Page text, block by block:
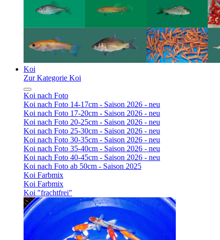
Koi
Zur Kategorie Koi
Koi nach Foto
Koi nach Foto 14-17cm - Saison 2026 - neu
Koi nach Foto 17-20cm - Saison 2026 - neu
Koi nach Foto 20-25cm - Saison 2026 - neu
Koi nach Foto 25-30cm - Saison 2026 - neu
Koi nach Foto 30-35cm - Saison 2026 - neu
Koi nach Foto 35-40cm - Saison 2026 - neu
Koi nach Foto 40-45cm - Saison 2026 - neu
Koi nach Foto ab 50cm - Saison 2025
Koi Farbmix
Koi Farbmix
Koi "frachtfrei"